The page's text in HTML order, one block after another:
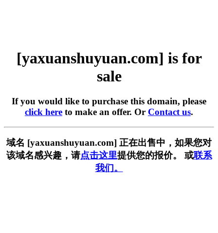
[yaxuanshuyuan.com] is for
sale
If you would like to purchase this domain, please
click here to make an offer. Or Contact us.
域名 [yaxuanshuyuan.com] 正在出售中，如果您对
该域名感兴趣，请点击这里提供您的报价。 或联系
我们。